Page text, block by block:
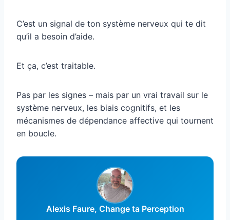
C’est un signal de ton système nerveux qui te dit
qu’il a besoin d’aide.
Et ça, c’est traitable.
Pas par les signes – mais par un vrai travail sur le
système nerveux, les biais cognitifs, et les
mécanismes de dépendance affective qui tournent
en boucle.
Alexis Faure, Change ta Perception